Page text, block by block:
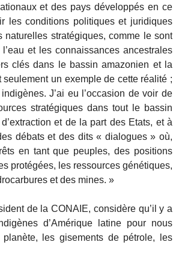
et des pays développés en ce
les conditions politiques et juridiques
naturelles stratégiques, comme le sont
et les connaissances ancestrales
clés dans le bassin amazonien et la
un exemple de cette réalité ;
J’ai eu l’occasion de voir de
stratégiques dans tout le bassin
et de la part des Etats, et à
débats et des dits « dialogues » où,
en tant que peuples, des positions
protégées, les ressources génétiques,
et des mines. »
de la CONAIE, considère qu’il y a
d’Amérique latine pour nous
les gisements de pétrole, les